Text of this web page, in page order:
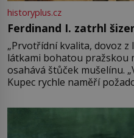
historyplus.cz
Ferdinand I. zatrhl
„Prvotřídní kvalita, dovoz z
látkami bohatou pražskou
osahává štůček mušelínu.
Kupec rychle naměří
milostpaní. Stačí jenom na
množství růžového
Vezme do ruky dřevěnou